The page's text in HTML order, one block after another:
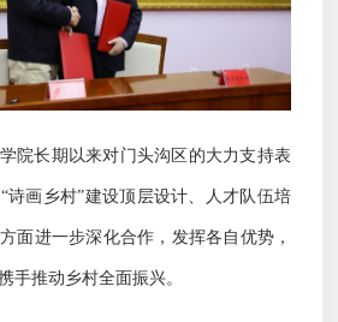
院长期以来对门头沟区的大力支持表
“诗画乡村”建设顶层设计、人才队伍培
面进一步深化合作，发挥各自优势，
手推动乡村全面振兴。